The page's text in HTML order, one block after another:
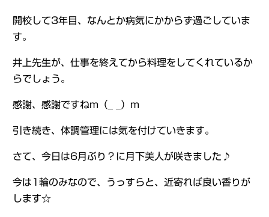
開校して3年目、なんとか病気にかからず過ごしていま
す。
井上先生が、仕事を終えてから料理をしてくれているか
らでしょう。
感謝、感謝ですねm（_ _）m
引き続き、体調管理には気を付けていきます。
さて、今日は6月ぶり？に月下美人が咲きました♪
今は1輪のみなので、うっすらと、近寄れば良い香りが
します☆